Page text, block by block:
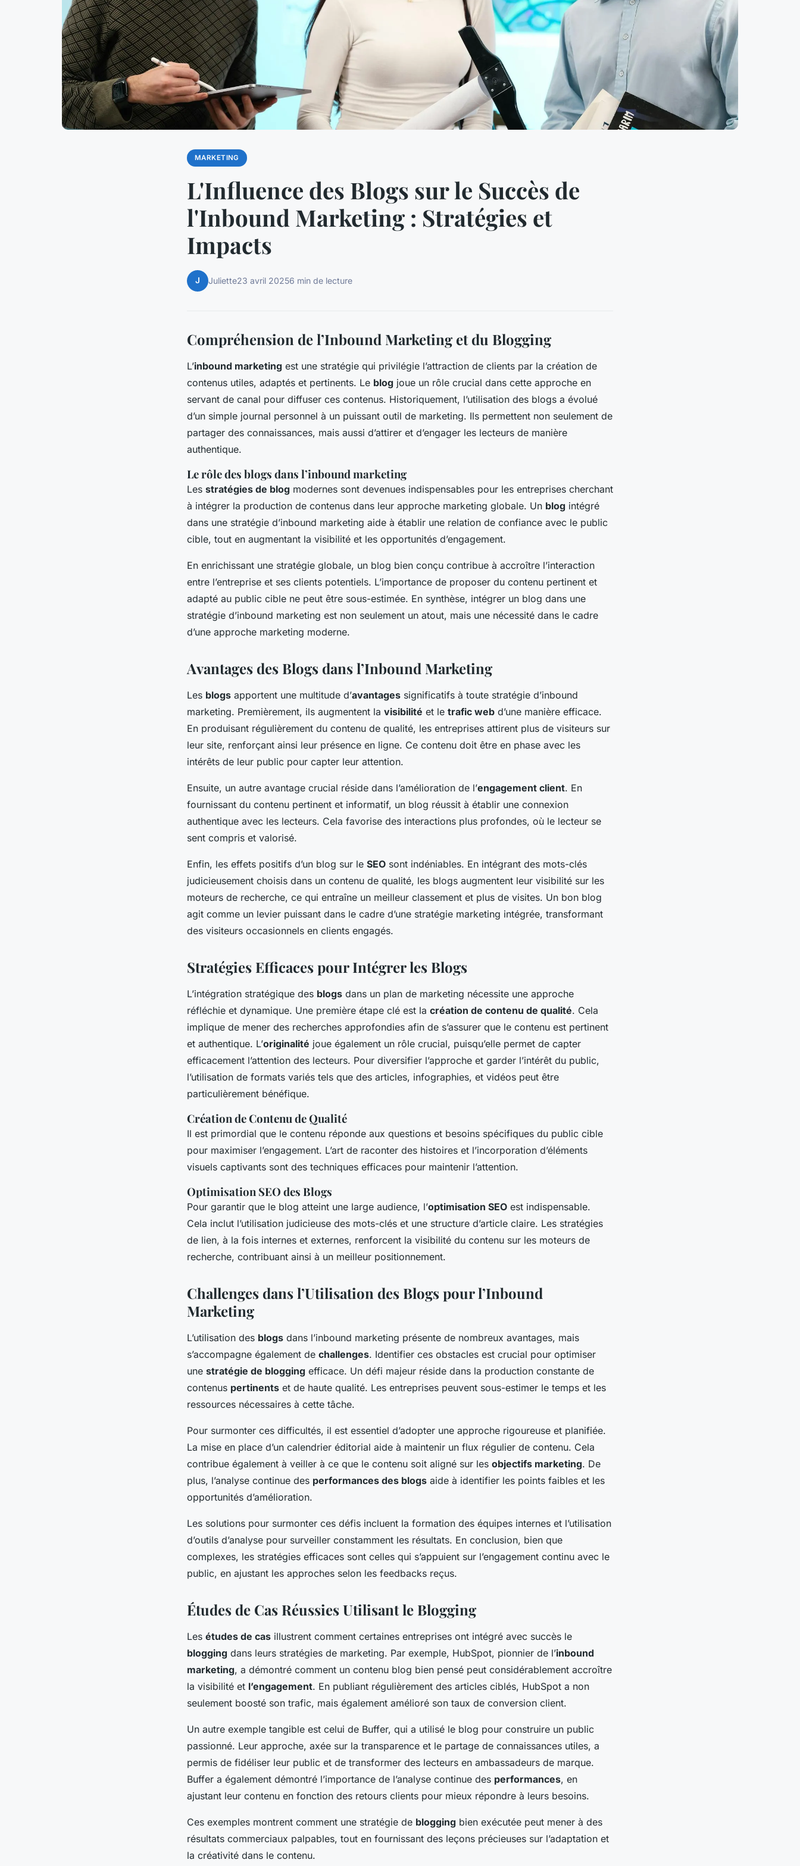
MARKETING
L'Influence des Blogs sur le Succès de
l'Inbound Marketing : Stratégies et
Impacts
J Juliette23 avril 20256 min de lecture
Compréhension de l’Inbound Marketing et du Blogging
L’inbound marketing est une stratégie qui privilégie l’attraction de clients par la création de
contenus utiles, adaptés et pertinents. Le blog joue un rôle crucial dans cette approche en
servant de canal pour diffuser ces contenus. Historiquement, l’utilisation des blogs a évolué
d’un simple journal personnel à un puissant outil de marketing. Ils permettent non seulement de
partager des connaissances, mais aussi d’attirer et d’engager les lecteurs de manière
authentique.
Le rôle des blogs dans l’inbound marketing
Les stratégies de blog modernes sont devenues indispensables pour les entreprises cherchant
à intégrer la production de contenus dans leur approche marketing globale. Un blog intégré
dans une stratégie d’inbound marketing aide à établir une relation de confiance avec le public
cible, tout en augmentant la visibilité et les opportunités d’engagement.
En enrichissant une stratégie globale, un blog bien conçu contribue à accroître l’interaction
entre l’entreprise et ses clients potentiels. L’importance de proposer du contenu pertinent et
adapté au public cible ne peut être sous-estimée. En synthèse, intégrer un blog dans une
stratégie d’inbound marketing est non seulement un atout, mais une nécessité dans le cadre
d’une approche marketing moderne.
Avantages des Blogs dans l’Inbound Marketing
Les blogs apportent une multitude d’avantages significatifs à toute stratégie d’inbound
marketing. Premièrement, ils augmentent la visibilité et le trafic web d’une manière efficace.
En produisant régulièrement du contenu de qualité, les entreprises attirent plus de visiteurs sur
leur site, renforçant ainsi leur présence en ligne. Ce contenu doit être en phase avec les
intérêts de leur public pour capter leur attention.
Ensuite, un autre avantage crucial réside dans l’amélioration de l’engagement client. En
fournissant du contenu pertinent et informatif, un blog réussit à établir une connexion
authentique avec les lecteurs. Cela favorise des interactions plus profondes, où le lecteur se
sent compris et valorisé.
Enfin, les effets positifs d’un blog sur le SEO sont indéniables. En intégrant des mots-clés
judicieusement choisis dans un contenu de qualité, les blogs augmentent leur visibilité sur les
moteurs de recherche, ce qui entraîne un meilleur classement et plus de visites. Un bon blog
agit comme un levier puissant dans le cadre d’une stratégie marketing intégrée, transformant
des visiteurs occasionnels en clients engagés.
Stratégies Efficaces pour Intégrer les Blogs
L’intégration stratégique des blogs dans un plan de marketing nécessite une approche
réfléchie et dynamique. Une première étape clé est la création de contenu de qualité. Cela
implique de mener des recherches approfondies afin de s’assurer que le contenu est pertinent
et authentique. L’originalité joue également un rôle crucial, puisqu’elle permet de capter
efficacement l’attention des lecteurs. Pour diversifier l’approche et garder l’intérêt du public,
l’utilisation de formats variés tels que des articles, infographies, et vidéos peut être
particulièrement bénéfique.
Création de Contenu de Qualité
Il est primordial que le contenu réponde aux questions et besoins spécifiques du public cible
pour maximiser l’engagement. L’art de raconter des histoires et l’incorporation d’éléments
visuels captivants sont des techniques efficaces pour maintenir l’attention.
Optimisation SEO des Blogs
Pour garantir que le blog atteint une large audience, l’optimisation SEO est indispensable.
Cela inclut l’utilisation judicieuse des mots-clés et une structure d’article claire. Les stratégies
de lien, à la fois internes et externes, renforcent la visibilité du contenu sur les moteurs de
recherche, contribuant ainsi à un meilleur positionnement.
Challenges dans l’Utilisation des Blogs pour l’Inbound
Marketing
L’utilisation des blogs dans l’inbound marketing présente de nombreux avantages, mais
s’accompagne également de challenges. Identifier ces obstacles est crucial pour optimiser
une stratégie de blogging efficace. Un défi majeur réside dans la production constante de
contenus pertinents et de haute qualité. Les entreprises peuvent sous-estimer le temps et les
ressources nécessaires à cette tâche.
Pour surmonter ces difficultés, il est essentiel d’adopter une approche rigoureuse et planifiée.
La mise en place d’un calendrier éditorial aide à maintenir un flux régulier de contenu. Cela
contribue également à veiller à ce que le contenu soit aligné sur les objectifs marketing. De
plus, l’analyse continue des performances des blogs aide à identifier les points faibles et les
opportunités d’amélioration.
Les solutions pour surmonter ces défis incluent la formation des équipes internes et l’utilisation
d’outils d’analyse pour surveiller constamment les résultats. En conclusion, bien que
complexes, les stratégies efficaces sont celles qui s’appuient sur l’engagement continu avec le
public, en ajustant les approches selon les feedbacks reçus.
Études de Cas Réussies Utilisant le Blogging
Les études de cas illustrent comment certaines entreprises ont intégré avec succès le
blogging dans leurs stratégies de marketing. Par exemple, HubSpot, pionnier de l’inbound
marketing, a démontré comment un contenu blog bien pensé peut considérablement accroître
la visibilité et l’engagement. En publiant régulièrement des articles ciblés, HubSpot a non
seulement boosté son trafic, mais également amélioré son taux de conversion client.
Un autre exemple tangible est celui de Buffer, qui a utilisé le blog pour construire un public
passionné. Leur approche, axée sur la transparence et le partage de connaissances utiles, a
permis de fidéliser leur public et de transformer des lecteurs en ambassadeurs de marque.
Buffer a également démontré l’importance de l’analyse continue des performances, en
ajustant leur contenu en fonction des retours clients pour mieux répondre à leurs besoins.
Ces exemples montrent comment une stratégie de blogging bien exécutée peut mener à des
résultats commerciaux palpables, tout en fournissant des leçons précieuses sur l’adaptation et
la créativité dans le contenu.